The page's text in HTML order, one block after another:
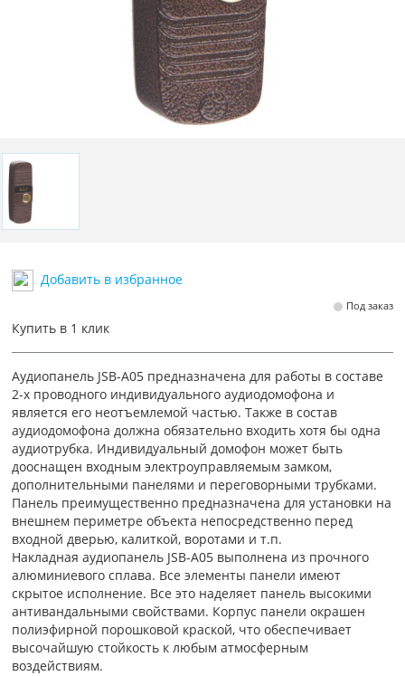
Добавить в избранное
Под заказ
Купить в 1 клик
Аудиопанель JSB-A05 предназначена для работы в составе
2-х проводного индивидуального аудиодомофона и
является его неотъемлемой частью. Также в состав
аудиодомофона должна обязательно входить хотя бы одна
аудиотрубка. Индивидуальный домофон может быть
дооснащен входным электроуправляемым замком,
дополнительными панелями и переговорными трубками.
Панель преимущественно предназначена для установки на
внешнем периметре объекта непосредственно перед
входной дверью, калиткой, воротами и т.п.
Накладная аудиопанель JSB-A05 выполнена из прочного
алюминиевого сплава. Все элементы панели имеют
скрытое исполнение. Все это наделяет панель высокими
антивандальными свойствами. Корпус панели окрашен
полиэфирной порошковой краской, что обеспечивает
высочайшую стойкость к любым атмосферным
воздействиям.